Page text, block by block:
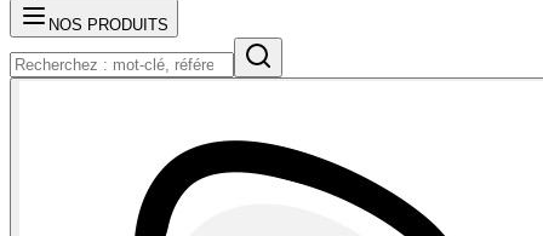
NOS PRODUITS